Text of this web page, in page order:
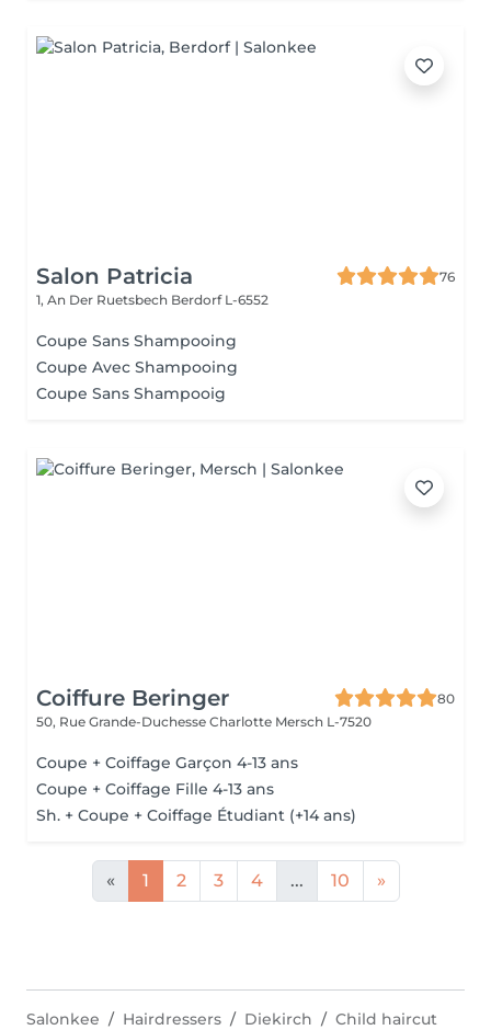
Salon Patricia
76
1, An Der Ruetsbech Berdorf L-6552
Coupe Sans Shampooing
Coupe Avec Shampooing
Coupe Sans Shampooig
Coiffure Beringer
80
50, Rue Grande-Duchesse Charlotte Mersch L-7520
Coupe + Coiffage Garçon 4-13 ans
Coupe + Coiffage Fille 4-13 ans
Sh. + Coupe + Coiffage Étudiant (+14 ans)
« 1 2 3 4 ... 10 »
Salonkee Hairdressers Diekirch Child haircut